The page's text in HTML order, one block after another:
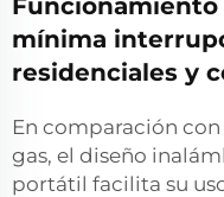
mínima
residenciales y
En comparación
gas, el diseño
portátil facilita su